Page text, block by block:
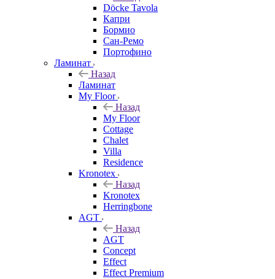
Döcke Tavola
Капри
Бормио
Сан-Ремо
Портофино
Ламинат
Назад
Ламинат
My Floor
Назад
My Floor
Cottage
Chalet
Villa
Residence
Kronotex
Назад
Kronotex
Herringbone
AGT
Назад
AGT
Concept
Effect
Effect Premium